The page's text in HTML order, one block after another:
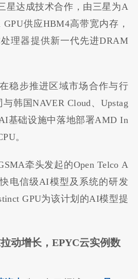
星达成技术合作，由三星为A
供应HBM4高带宽内存，
理器提供新一代先进DRAM
稳步推进区域市场合作与行
韩国NAVER Cloud、Upstag
基础设施中落地部署AMD In
。
牵头发起的Open Telco A
电信级AI模型及系统的研发
GPU为该计划的AI模型提
动增长，EPYC云实例数